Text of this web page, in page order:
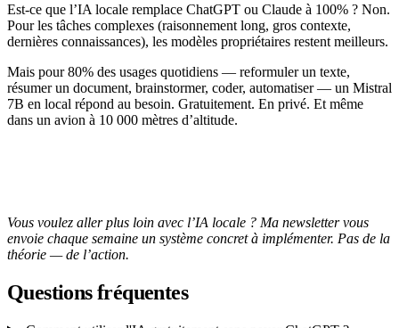
Est-ce que l’IA locale remplace ChatGPT ou Claude à 100% ? Non.
Pour les tâches complexes (raisonnement long, gros contexte,
dernières connaissances), les modèles propriétaires restent meilleurs.
Mais pour 80% des usages quotidiens — reformuler un texte,
résumer un document, brainstormer, coder, automatiser — un Mistral
7B en local répond au besoin. Gratuitement. En privé. Et même
dans un avion à 10 000 mètres d’altitude.
Vous voulez aller plus loin avec l’IA locale ? Ma newsletter vous
envoie chaque semaine un système concret à implémenter. Pas de la
théorie — de l’action.
Questions fréquentes